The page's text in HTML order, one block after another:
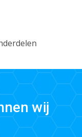
wij